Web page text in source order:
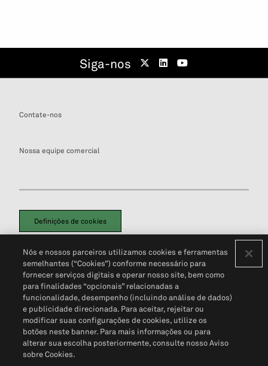
Siga-nos
Contate-nos
Nossa equipe comercial
Definições de cookies
Política de PrivacidadePortal de privacidade do cliente (em inglês)
Não Venda Minhas Informações Pessoais© 2026 S&P Global
Nós e nossos parceiros utilizamos cookies e ferramentas
semelhantes (“Cookies”) conforme necessário para
fornecer serviços digitais e operar nosso site, bem como
para finalidades “opcionais” relacionadas a
funcionalidade, desempenho (incluindo análise de dados)
e publicidade direcionada. Para aceitar, rejeitar ou
modificar suas configurações de cookies, utilize os
botões neste banner. Para mais informações ou para
alterar sua escolha posteriormente, consulte nosso Aviso
sobre Cookies.